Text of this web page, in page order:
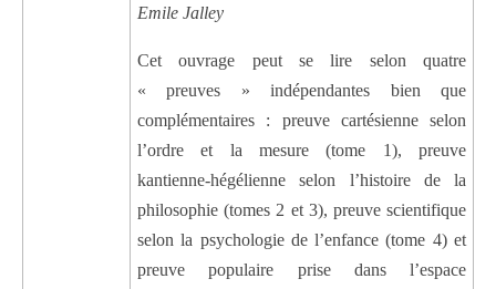
Emile Jalley
Cet ouvrage peut se lire selon quatre
« preuves » indépendantes bien que
complémentaires : preuve cartésienne selon
l’ordre et la mesure (tome 1), preuve
kantienne-hégélienne selon l’histoire de la
philosophie (tomes 2 et 3), preuve scientifique
selon la psychologie de l’enfance (tome 4) et
preuve populaire prise dans l’espace